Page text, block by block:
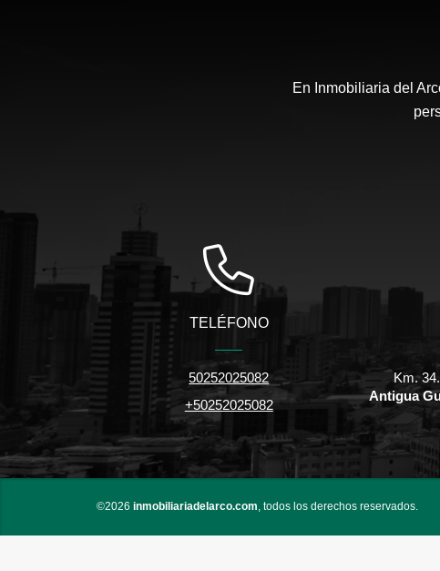
En Inmobiliaria del
TELÉFONO
50252025082
+50252025082
Km.
Antigua
©2026 inmobiliariadelarco.com, todos los derechos reservados.